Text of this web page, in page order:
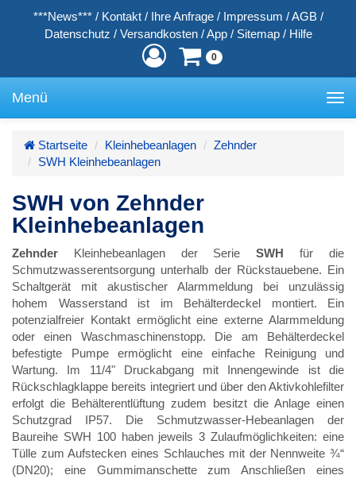
***News*** / Kontakt / Ihre Anfrage / Impressum / AGB /
Datenschutz / Versandkosten / App / Sitemap / Hilfe
0
Menü
Startseite Kleinhebeanlagen
Zehnder
SWH Kleinhebeanlagen
SWH von Zehnder
Kleinhebeanlagen
Zehnder Kleinhebeanlagen der SerieSWH für die
Schmutzwasserentsorgung unterhalb der Rückstauebene. Ein
Schaltgerät mit akustischer Alarmmeldung bei unzulässig
hohem Wasserstand ist im Behälterdeckel montiert. Ein
potenzialfreier Kontakt ermöglicht eine externe Alarmmeldung
oder einen Waschmaschinenstopp. Die am Behälterdeckel
befestigte Pumpe ermöglicht eine einfache Reinigung und
Wartung. Im 11/4" Druckabgang mit Innengewinde ist die
Rückschlagklappe bereits integriert und über den Aktivkohlefilter
erfolgt die Behälterentlüftung zudem besitzt die Anlage einen
Schutzgrad IP57. Die Schmutzwasser-Hebeanlagen der
Baureihe SWH 100 haben jeweils 3 Zulaufmöglichkeiten: eine
Tülle zum Aufstecken eines Schlauches mit der Nennweite ¾“
(DN20); eine Gummimanschette zum Anschließen eines